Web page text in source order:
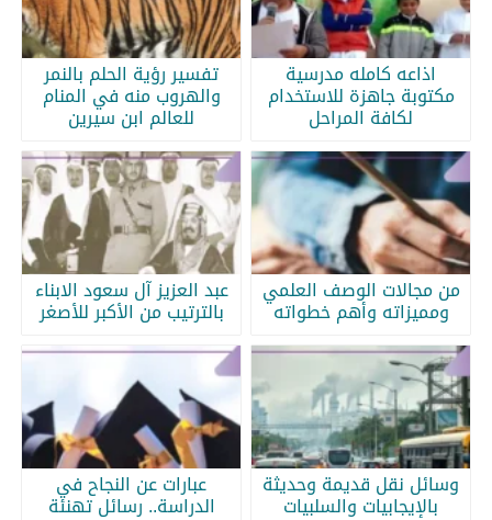
اذاعه كامله مدرسية
مكتوبة جاهزة للاستخدام
لكافة المراحل
تفسير رؤية الحلم بالنمر
والهروب منه في المنام
للعالم ابن سيرين
من مجالات الوصف العلمي
ومميزاته وأهم خطواته
عبد العزيز آل سعود الابناء
بالترتيب من الأكبر للأصغر
وسائل نقل قديمة وحديثة
بالإيجابيات والسلبيات
عبارات عن النجاح في
الدراسة.. رسائل تهنئة